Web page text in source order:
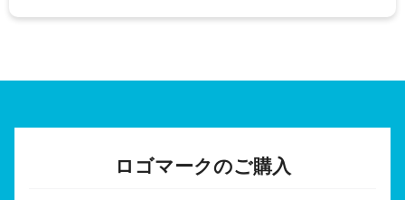
ロゴマークのご購入